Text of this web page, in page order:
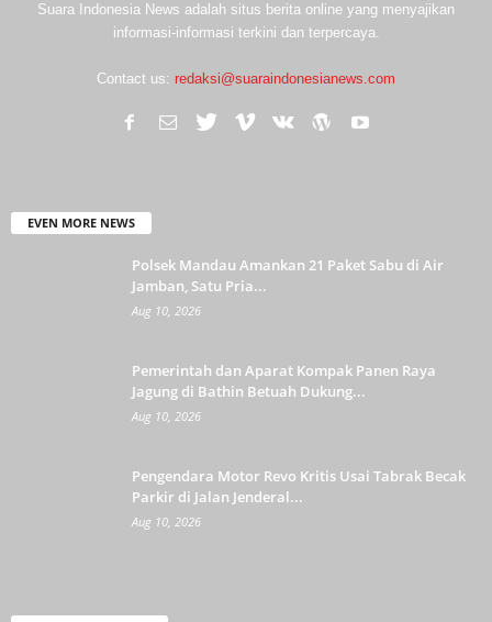
Suara Indonesia News adalah situs berita online yang menyajikan
informasi-informasi terkini dan terpercaya.
Contact us: redaksi@suaraindonesianews.com
EVEN MORE NEWS
Polsek Mandau Amankan 21 Paket Sabu di Air
Jamban, Satu Pria...
Aug 10, 2026
Pemerintah dan Aparat Kompak Panen Raya
Jagung di Bathin Betuah Dukung...
Aug 10, 2026
Pengendara Motor Revo Kritis Usai Tabrak Becak
Parkir di Jalan Jenderal...
Aug 10, 2026